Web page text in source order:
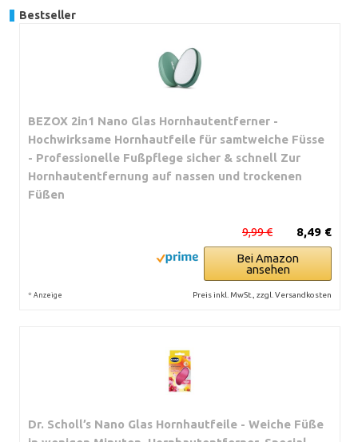
Bestseller
BEZOX 2in1 Nano Glas Hornhautentferner -
Hochwirksame Hornhautfeile für samtweiche Füsse
- Professionelle Fußpflege sicher & schnell Zur
Hornhautentfernung auf nassen und trockenen
Füßen
8,49 €
9,99 €
Bei Amazon
ansehen
* Anzeige Preis inkl. MwSt., zzgl. Versandkosten
Dr. Scholl’s Nano Glas Hornhautfeile - Weiche Füße